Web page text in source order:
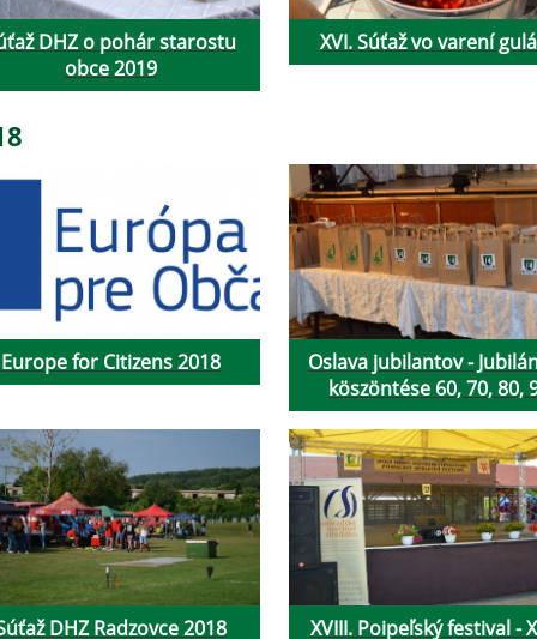
DHZ o pohár starostu
obce 2019
XVI. Súťaž vo varení
Europe for Citizens 2018
Oslava jubilantov -
köszöntése 60, 70, 80,
DHZ Radzovce 2018 XVIII. Poipeľský festival -